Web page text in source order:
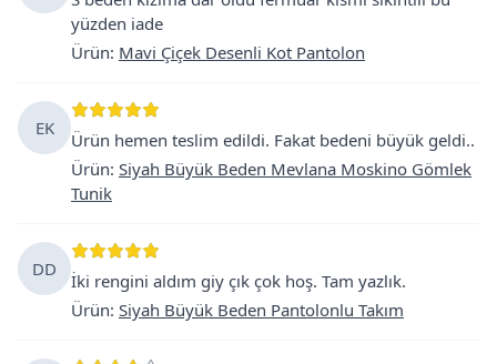
yüzden iade
Ürün: Mavi Çiçek Desenli Kot Pantolon
EK
Ürün hemen teslim edildi. Fakat bedeni büyük geldi..
Ürün: Siyah Büyük Beden Mevlana Moskino Gömlek
Tunik
DD
İki rengini aldım giy çık çok hoş. Tam yazlık.
Ürün: Siyah Büyük Beden Pantolonlu Takım